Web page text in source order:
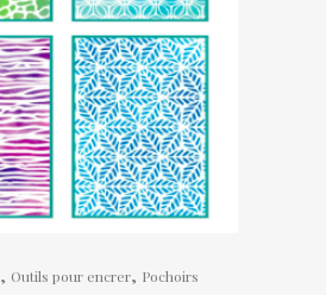
, Outils pour encrer, Pochoirs